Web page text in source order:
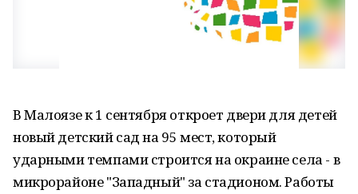
В Малоязе к 1 сентября откроет двери для детей
новый детский сад на 95 мест, который
ударными темпами строится на окраине села - в
микрорайоне "Западный" за стадионом. Работы